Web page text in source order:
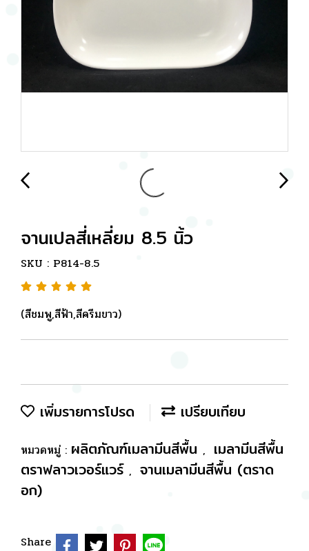
จานเปลสี่เหลี่ยม 8.5 นิ้ว
SKU : P814-8.5
(สีชมพู,สีฟ้า,สีครีมขาว)
เพิ่มรายการโปรด เปรียบเทียบ
หมวดหมู่ : ผลิตภัณฑ์เมลามีนสีพื้น , เมลามีนสีพื้น
ตราฟลาวเวอร์แวร์ , จานเมลามีนสีพื้น (ตราด
อก)
Share